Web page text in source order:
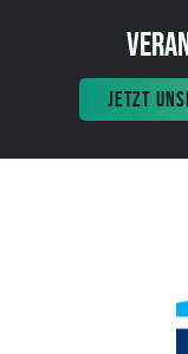
JETZT